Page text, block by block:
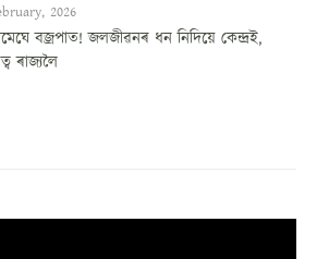
2026
বজ্ৰপাত! জলজীৱনৰ ধন নিদিয়ে কেন্দ্ৰই,
ৰাজ্যলৈ